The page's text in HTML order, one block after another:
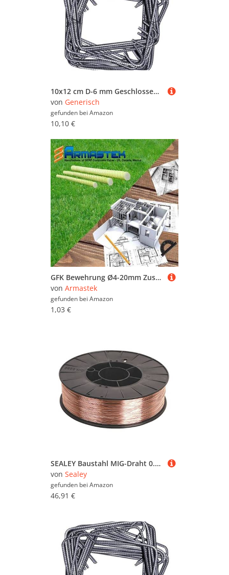
10x12 cm D-6 mm Geschlossener Bügel 10er Pack Bewehrungsstahl Mehrwinkelbügel Baustahl Ø6 mm Betonstahl
von Generisch
gefunden bei Amazon
10,10 €
GFK Bewehrung Ø4-20mm Zuschnitte auf 2m Länge Glasfaserbewehrung Baustahl Betonstahl Baustahlmatten Moniereisen Armierung Bewehrungsstahl Glasfaserstab (Ø4mm 2m Zuschnitt)
von Armastek
gefunden bei Amazon
1,03 €
SEALEY Baustahl MIG-Draht 0.8mm 5.0kg A18 Grade
von Sealey
gefunden bei Amazon
46,91 €